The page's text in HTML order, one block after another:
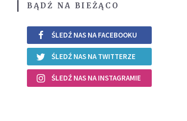
BĄDŹ NA BIEŻĄCO
ŚLEDŹ NAS NA FACEBOOKU
ŚLEDŹ NAS NA TWITTERZE
ŚLEDŹ NAS NA INSTAGRAMIE